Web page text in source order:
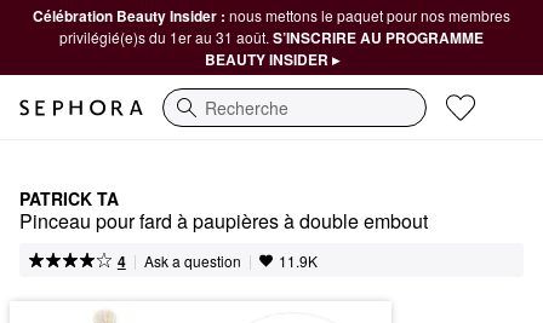
Célébration Beauty Insider : nous mettons le paquet pour nos membres
privilégié(e)s du 1er au 31 août. S’INSCRIRE AU PROGRAMME
BEAUTY INSIDER ▸
Recherche
PATRICK TA
Pinceau pour fard à paupières à double embout
4 | Ask a question | 11.9K